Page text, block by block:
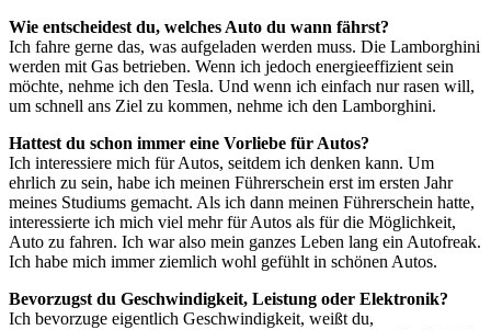
Wie entscheidest du, welches Auto du wann fährst?
Ich fahre gerne das, was aufgeladen werden muss. Die Lamborghini
werden mit Gas betrieben. Wenn ich jedoch energieeffizient sein
möchte, nehme ich den Tesla. Und wenn ich einfach nur rasen will,
um schnell ans Ziel zu kommen, nehme ich den Lamborghini.
Hattest du schon immer eine Vorliebe für Autos?
Ich interessiere mich für Autos, seitdem ich denken kann. Um
ehrlich zu sein, habe ich meinen Führerschein erst im ersten Jahr
meines Studiums gemacht. Als ich dann meinen Führerschein hatte,
interessierte ich mich viel mehr für Autos als für die Möglichkeit,
Auto zu fahren. Ich war also mein ganzes Leben lang ein Autofreak.
Ich habe mich immer ziemlich wohl gefühlt in schönen Autos.
Bevorzugst du Geschwindigkeit, Leistung oder Elektronik?
Ich bevorzuge eigentlich Geschwindigkeit, weißt du,